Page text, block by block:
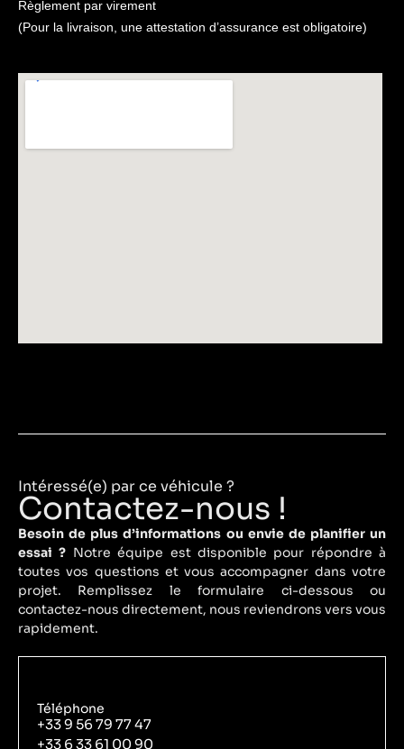
Règlement par virement
(Pour la livraison, une attestation d’assurance est obligatoire)
Intéressé(e) par ce véhicule ?
Contactez-nous !
Besoin de plus d’informations ou envie de planifier un
essai ? Notre équipe est disponible pour répondre à
toutes vos questions et vous accompagner dans votre
projet. Remplissez le formulaire ci-dessous ou
contactez-nous directement, nous reviendrons vers vous
rapidement.
Téléphone
+33 9 56 79 77 47
+33 6 33 61 00 90